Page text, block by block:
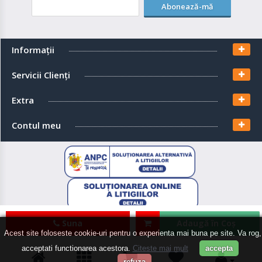
Acest site foloseste cookie-uri pentru o experienta mai buna pe site. Va rog,
acceptati functionarea acestora. Citeste mai mult
accepta
Suna
Abonează-mă
Informaţii
Servicii Clienţi
Extra
Contul meu
EcoSolaris Shop © 2026